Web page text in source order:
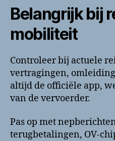
Belangrijk bij
mobiliteit
Controleer bij actuele
vertragingen,
altijd de officiële app,
van de vervoerder.
Pas op met
terugbetalingen, OV-